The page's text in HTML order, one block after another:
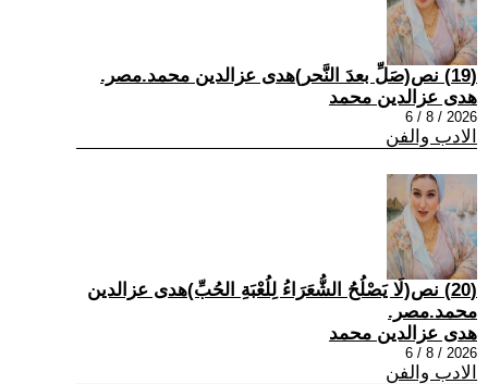
(19) نص(صَلِّ بعدَ النَّحر)هدى عزالدين محمد.مصر.
هدى عزالدين محمد
2026 / 8 / 6
الادب والفن
(20) نص(لَا يَصْلُحُ الشُّعَرَاءُ لِلُعْبَةِ الحُبِّ)هدى عزالدين
محمد.مصر.
هدى عزالدين محمد
2026 / 8 / 6
الادب والفن